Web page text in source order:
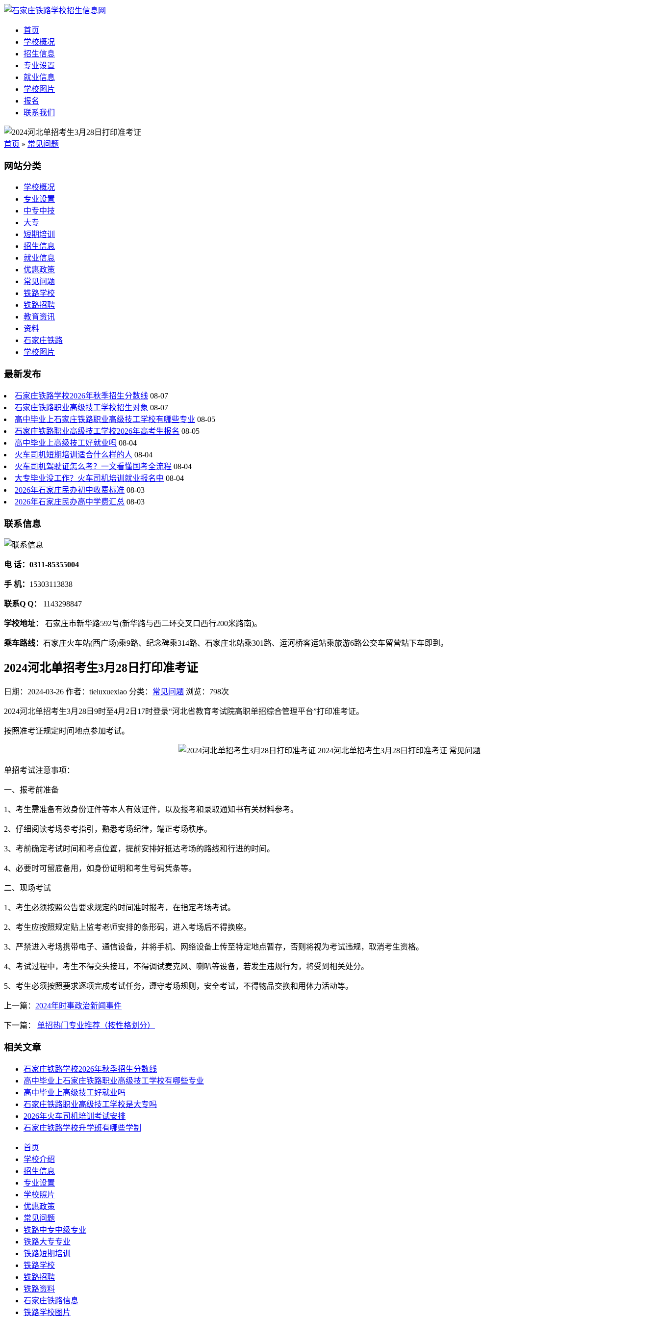
首页
学校概况
招生信息
专业设置
就业信息
学校图片
报名
联系我们
首页 » 常见问题
网站分类
学校概况
专业设置
中专中技
大专
短期培训
招生信息
就业信息
优惠政策
常见问题
铁路学校
铁路招聘
教育资讯
资料
石家庄铁路
学校图片
最新发布
石家庄铁路学校2026年秋季招生分数线 08-07
石家庄铁路职业高级技工学校招生对象 08-07
高中毕业上石家庄铁路职业高级技工学校有哪些专业 08-05
石家庄铁路职业高级技工学校2026年高考生报名 08-05
高中毕业上高级技工好就业吗 08-04
火车司机短期培训适合什么样的人 08-04
火车司机驾驶证怎么考？一文看懂国考全流程 08-04
大专毕业没工作？火车司机培训就业报名中 08-04
2026年石家庄民办初中收费标准 08-03
2026年石家庄民办高中学费汇总 08-03
联系信息
电 话：0311-85355004
手 机： 15303113838
联系Q Q： 1143298847
学校地址： 石家庄市新华路592号(新华路与西二环交叉口西行200米路南)。
乘车路线： 石家庄火车站(西广场)乘9路、纪念碑乘314路、石家庄北站乘301路、运河桥客运站乘旅游6路公交车留营站下车即到。
2024河北单招考生3月28日打印准考证
日期：2024-03-26 作者：tieluxuexiao 分类： 常见问题 浏览：798次
2024河北单招考生3月28日9时至4月2日17时登录“河北省教育考试院高职单招综合管理平台”打印准考证。
按照准考证规定时间地点参加考试。
单招考试注意事项：
一、报考前准备
1、考生需准备有效身份证件等本人有效证件，以及报考和录取通知书有关材料参考。
2、仔细阅读考场参考指引，熟悉考场纪律，端正考场秩序。
3、考前确定考试时间和考点位置，提前安排好抵达考场的路线和行进的时间。
4、必要时可留底备用，如身份证明和考生号码凭条等。
二、现场考试
1、考生必须按照公告要求规定的时间准时报考，在指定考场考试。
2、考生应按照规定贴上监考老师安排的条形码，进入考场后不得换座。
3、严禁进入考场携带电子、通信设备，并将手机、网络设备上传至特定地点暂存，否则将视为考试违规，取消考生资格。
4、考试过程中，考生不得交头接耳，不得调试麦克风、喇叭等设备，若发生违规行为，将受到相关处分。
5、考生必须按照要求逐项完成考试任务，遵守考场规则，安全考试，不得物品交换和用体力活动等。
上一篇： 2024年时事政治新闻事件
下一篇： 单招热门专业推荐（按性格划分）
相关文章
石家庄铁路学校2026年秋季招生分数线
高中毕业上石家庄铁路职业高级技工学校有哪些专业
高中毕业上高级技工好就业吗
石家庄铁路职业高级技工学校是大专吗
2026年火车司机培训考试安排
石家庄铁路学校升学班有哪些学制
首页
学校介绍
招生信息
专业设置
学校照片
优惠政策
常见问题
铁路中专中级专业
铁路大专专业
铁路短期培训
铁路学校
铁路招聘
铁路资料
石家庄铁路信息
铁路学校图片